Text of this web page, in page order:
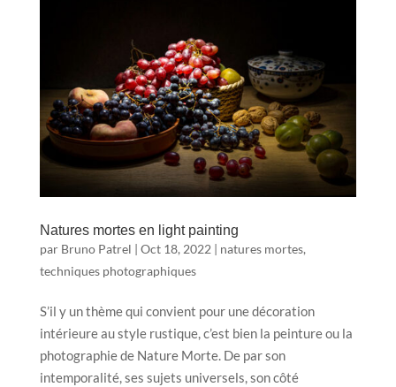
Natures mortes en light painting
par Bruno Patrel | Oct 18, 2022 | natures mortes,
techniques photographiques
S’il y un thème qui convient pour une décoration
intérieure au style rustique, c’est bien la peinture ou la
photographie de Nature Morte. De par son
intemporalité, ses sujets universels, son côté